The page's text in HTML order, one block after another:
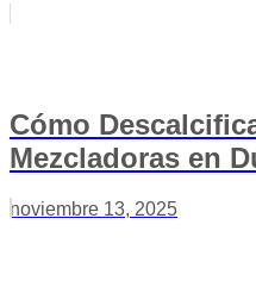
Cómo
Mezcladoras en
noviembre 13, 2025